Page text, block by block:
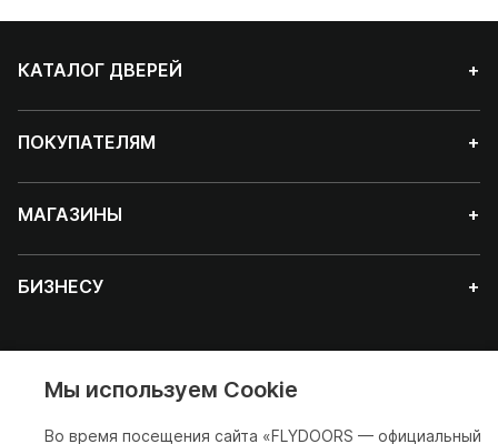
КАТАЛОГ ДВЕРЕЙ +
ПОКУПАТЕЛЯМ +
МАГАЗИНЫ +
БИЗНЕСУ +
Красноярск
Мы используем Cookie
Во время посещения сайта «FLYDOORS — официальный